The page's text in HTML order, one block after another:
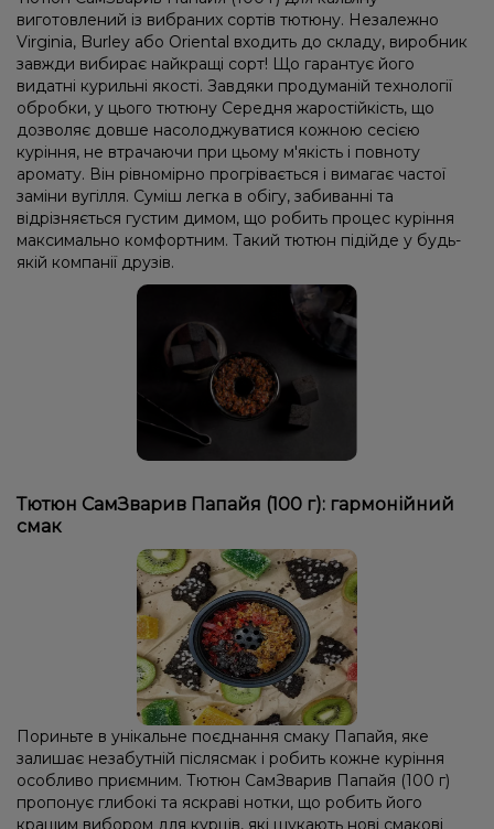
виготовлений із вибраних сортів тютюну. Незалежно
Virginia, Burley або Oriental входить до складу, виробник
завжди вибирає найкращі сорт! Що гарантує його
видатні курильні якості. Завдяки продуманій технології
обробки, у цього тютюну Середня жаростійкість, що
дозволяє довше насолоджуватися кожною сесією
куріння, не втрачаючи при цьому м'якість і повноту
аромату. Він рівномірно прогрівається і вимагає частої
заміни вугілля. Суміш легка в обігу, забиванні та
відрізняється густим димом, що робить процес куріння
максимально комфортним. Такий тютюн підійде у будь-
якій компанії друзів.
Тютюн СамЗварив Папайя (100 г): гармонійний
смак
Пориньте в унікальне поєднання смаку Папайя, яке
залишає незабутній післясмак і робить кожне куріння
особливо приємним. Тютюн СамЗварив Папайя (100 г)
пропонує глибокі та яскраві нотки, що робить його
кращим вибором для курців, які шукають нові смакові